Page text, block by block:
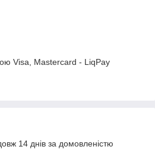
Visa, Mastercard - LiqPay
14 днів за домовленістю